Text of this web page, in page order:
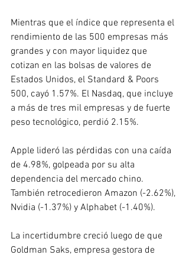
Mientras que el índice que representa el
rendimiento de las 500 empresas más
grandes y con mayor liquidez que
cotizan en las bolsas de valores de
Estados Unidos, el Standard & Poors
500, cayó 1.57%. El Nasdaq, que incluye
a más de tres mil empresas y de fuerte
peso tecnológico, perdió 2.15%.
Apple lideró las pérdidas con una caída
de 4.98%, golpeada por su alta
dependencia del mercado chino.
También retrocedieron Amazon (-2.62%),
Nvidia (-1.37%) y Alphabet (-1.40%).
La incertidumbre creció luego de que
Goldman Saks, empresa gestora de